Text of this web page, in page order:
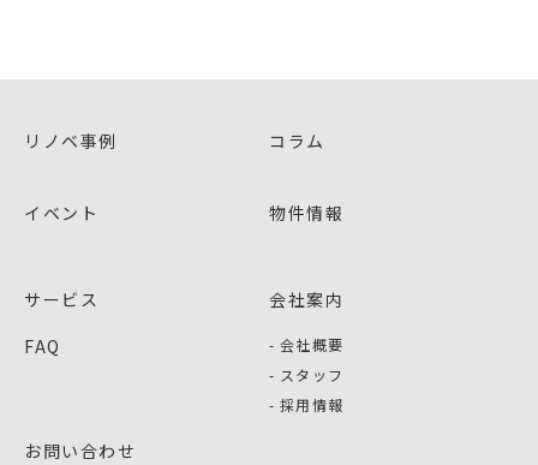
リノベ事例
イベント
コラム
物件情報
サービス
FAQ
会社案内
会社概要
スタッフ
採用情報
お問い合わせ